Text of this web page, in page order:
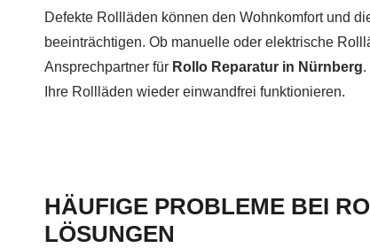
Defekte Rollläden können den Wohnkomfort und
beeinträchtigen. Ob manuelle oder elektrische
Ansprechpartner für Rollo Reparatur in Nürnberg.
Ihre Rollläden wieder einwandfrei funktionieren.
HÄUFIGE PROBLEME BEI
LÖSUNGEN